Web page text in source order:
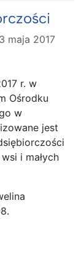
maja 2017
r. w
Ośrodku
w
jest
i małych